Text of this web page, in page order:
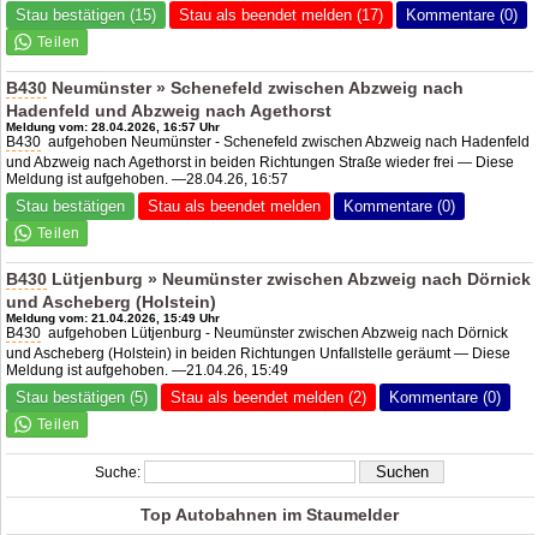
Stau bestätigen (15) Stau als beendet melden (17) Kommentare (0)
B430 Neumünster » Schenefeld zwischen Abzweig nach
Hadenfeld und Abzweig nach Agethorst
Meldung vom: 28.04.2026, 16:57 Uhr
B430 aufgehoben Neumünster - Schenefeld zwischen Abzweig nach Hadenfeld
und Abzweig nach Agethorst in beiden Richtungen Straße wieder frei — Diese
Meldung ist aufgehoben. —28.04.26, 16:57
Stau bestätigen Stau als beendet melden Kommentare (0)
B430 Lütjenburg » Neumünster zwischen Abzweig nach Dörnick
und Ascheberg (Holstein)
Meldung vom: 21.04.2026, 15:49 Uhr
B430 aufgehoben Lütjenburg - Neumünster zwischen Abzweig nach Dörnick
und Ascheberg (Holstein) in beiden Richtungen Unfallstelle geräumt — Diese
Meldung ist aufgehoben. —21.04.26, 15:49
Stau bestätigen (5) Stau als beendet melden (2) Kommentare (0)
Suche:
Top Autobahnen im Staumelder